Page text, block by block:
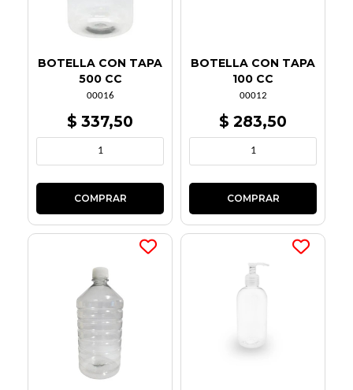
BOTELLA CON TAPA
500 CC
00016
$ 337,50
BOTELLA CON TAPA
100 CC
00012
$ 283,50